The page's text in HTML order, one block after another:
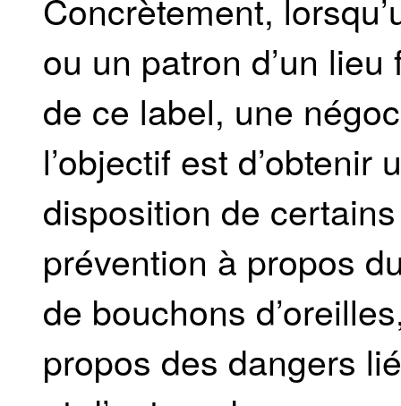
Concrètement,
ou un patron d’un
de ce label, une
l’objectif est
disposition de
prévention à propos
de bouchons
propos des dangers